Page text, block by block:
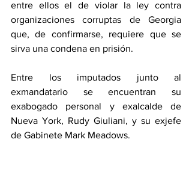
entre ellos el de violar la ley contra
organizaciones corruptas de Georgia
que, de confirmarse, requiere que se
sirva una condena en prisión.
Entre los imputados junto al
exmandatario se encuentran su
exabogado personal y exalcalde de
Nueva York, Rudy Giuliani, y su exjefe
de Gabinete Mark Meadows.